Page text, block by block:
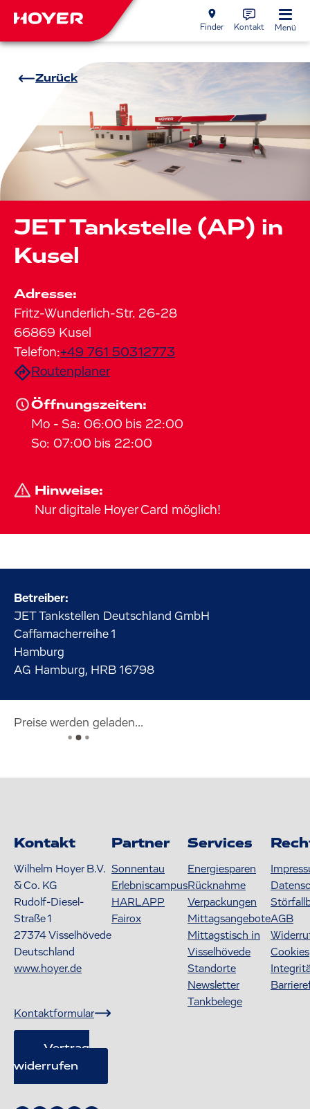
Finder Kontakt Menü
Zurück
JET Tankstelle (AP) in
Kusel
Adresse:
Fritz-Wunderlich-Str. 26-28
66869 Kusel
Telefon:+49 761 50312773
Routenplaner
Öffnungszeiten:
Mo - Sa: 06:00 bis 22:00
So: 07:00 bis 22:00
Hinweise:
Nur digitale Hoyer Card möglich!
Betreiber:
JET Tankstellen Deutschland GmbH
Caffamacherreihe 1
Hamburg
AG Hamburg, HRB 16798
Preise werden geladen...
Kontakt
Wilhelm Hoyer B.V.
& Co. KG
Rudolf-Diesel-
Straße 1
27374Visselhövede
Deutschland
www.hoyer.de
Kontaktformular
Vertrag
widerrufen
Partner
Sonnentau
Erlebniscampus
HARLAPP
Fairox
Services
Energiesparen
Rücknahme
Verpackungen
Mittagsangebote
Mittagstisch in
Visselhövede
Standorte
Newsletter
Tankbelege
AGB
Cookies